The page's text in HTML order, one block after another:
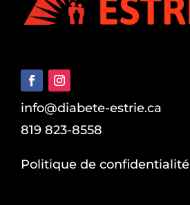
info@diabete-estrie.ca
819 823-8558
Politique de confidentialité